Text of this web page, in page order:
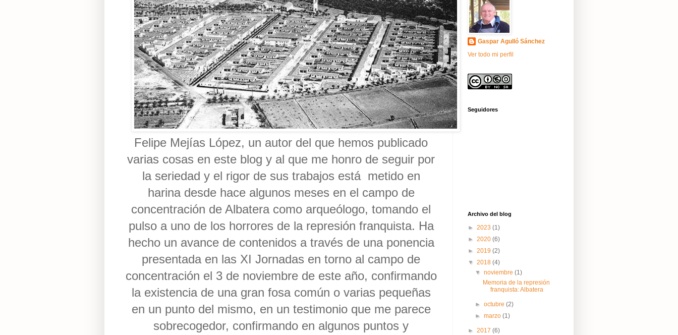
Felipe Mejías López, un autor del que hemos publicado
varias cosas en este blog y al que me honro de seguir por
la seriedad y el rigor de sus trabajos está metido en
harina desde hace algunos meses en el campo de
concentración de Albatera como arqueólogo, tomando el
pulso a uno de los horrores de la represión franquista. Ha
hecho un avance de contenidos a través de una ponencia
presentada en las XI Jornadas en torno al campo de
concentración el 3 de noviembre de este año, confirmando
la existencia de una gran fosa común o varias pequeñas
en un punto del mismo, en un testimonio que me parece
sobrecogedor, confirmando en algunos puntos y
Gaspar Agulló Sánchez
Ver todo mi perfil
Seguidores
Archivo del blog
► 2023 (1)
► 2020 (6)
► 2019 (2)
▼ 2018 (4)
▼noviembre(1)
Memoria de la represión
franquista: Albatera
►octubre(2)
►marzo(1)
► 2017 (6)